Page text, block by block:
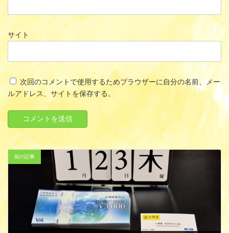
サイト
次回のコメントで使用するためブラウザーに自分の名前、メー
ルアドレス、サイトを保存する。
前の記事